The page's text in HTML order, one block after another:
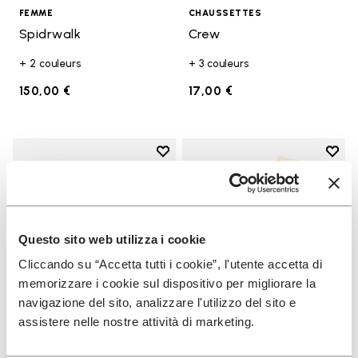
Questo sito web utilizza i cookie
Cliccando su “Accetta tutti i cookie”, l'utente accetta di
memorizzare i cookie sul dispositivo per migliorare la
navigazione del sito, analizzare l'utilizzo del sito e
assistere nelle nostre attività di marketing.
FEMME
Spidrwalk
+ 2 couleurs
150,00 €
CHAUSSETTES
Crew
+ 3 couleurs
17,00 €
Add to wishlist
Add